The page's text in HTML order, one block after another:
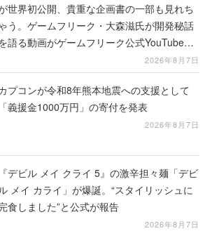
世界初公開、貴重な企画書の一部も見れち
ゃう。ゲームフリーク・大森滋氏が開発秘話
語る動画がゲームフリーク公式YouTubeで
2026年8月7日
プコンが令和8年熊本地震への支援として
「義援金1000万円」の寄付を発表
2026年8月7日
『デビル メイ クライ 5』の激辛担々麺「デビ
メイ カライ」が爆誕。“スタイリッシュに
食しました”と公式が報告
2026年8月7日